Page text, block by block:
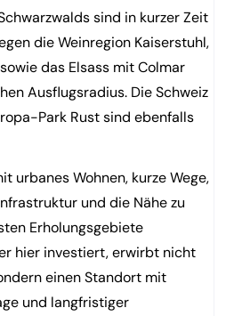
sind in kurzer Zeit
die Weinregion Kaiserstuhl,
das Elsass mit Colmar
Ausflugsradius. Die Schweiz
Park Rust sind ebenfalls
urbanes Wohnen, kurze Wege,
und die Nähe zu
Erholungsgebiete
hier investiert, erwirbt nicht
einen Standort mit
und langfristiger